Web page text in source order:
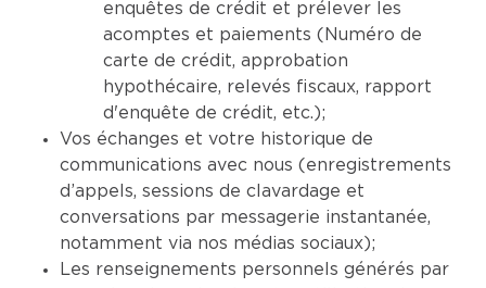
enquêtes de crédit et prélever les
acomptes et paiements (Numéro de
carte de crédit, approbation
hypothécaire, relevés fiscaux, rapport
d'enquête de crédit, etc.);
Vos échanges et votre historique de
communications avec nous (enregistrements
d’appels, sessions de clavardage et
conversations par messagerie instantanée,
notamment via nos médias sociaux);
Les renseignements personnels générés par